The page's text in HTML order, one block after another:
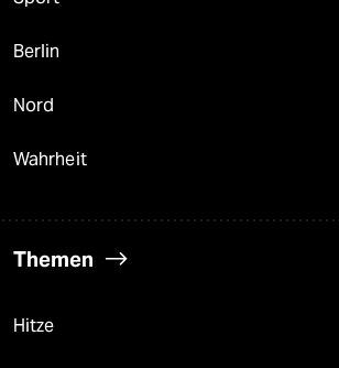
Berlin
Nord
Wahrheit
Themen
Hitze